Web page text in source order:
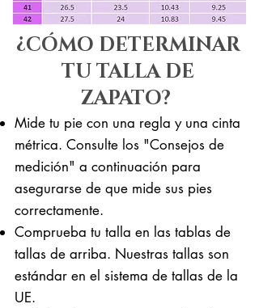
¿CÓMO DETERMINAR
TU TALLA DE
ZAPATO?
Mide tu pie con una regla y una cinta
métrica. Consulte los "Consejos de
medición" a continuación para
asegurarse de que mide sus pies
correctamente. ​​
Comprueba tu talla en las tablas de
tallas de arriba. Nuestras tallas son
estándar en el sistema de tallas de la
UE.